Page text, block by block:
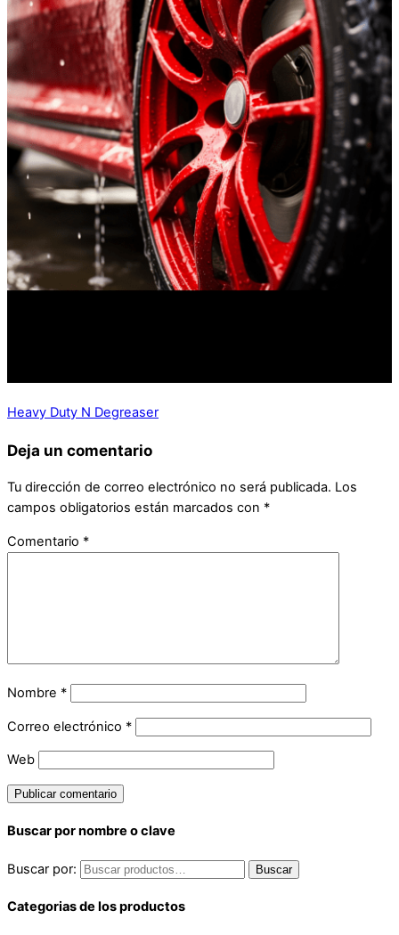
Heavy Duty N Degreaser
Deja un comentario
Tu dirección de correo electrónico no será publicada. Los
campos obligatorios están marcados con *
Comentario *
Nombre *
Correo electrónico *
Web
Buscar por nombre o clave
Buscar por: Buscar
Categorias de los productos